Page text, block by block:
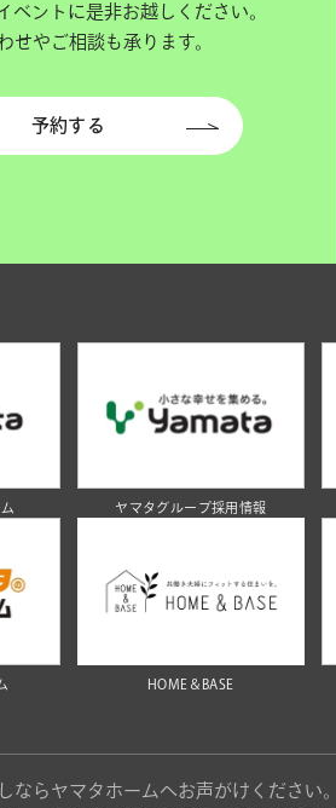
ベントに是非お越しください。
せやご相談も承ります。
予約する
ヤマタグループ採用情報
HOME＆BASE
らヤマタホームへお声がけください